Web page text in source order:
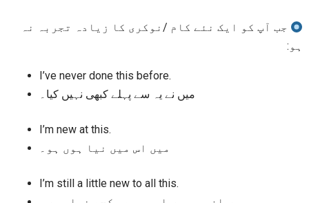
جب آپ کو ایک نئے کام /نوکری کا زیادہ تجربہ نہ
ہو:
I’ve never done this before.
میں نے یہ سے پہلے کبھی نہیں کیا۔
I’m new at this.
میں اس میں نیا ہوں ہو۔
I’m still a little new to all this.